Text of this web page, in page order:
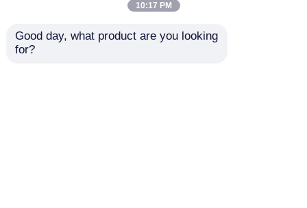
10:17 PM
Good day, what product are you looking
for?